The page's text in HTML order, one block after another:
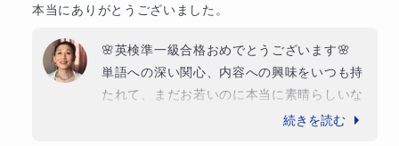
今、英語が得意な人、もっと得意になります！見える
世界が変わりますよ。
今、英語がそんなに好きじゃない人、絶対に好きにな
りますよ。
難関校
広尾学園中学校
サレジオ学院中学校
他 7 校 すべて見る
本当にありがとうございました。
🌸英検準一級合格おめでとうございます🌸
単語への深い関心、内容への興味をいつも持
たれて、まだお若いのに本当に素晴らしいな
続きを読む